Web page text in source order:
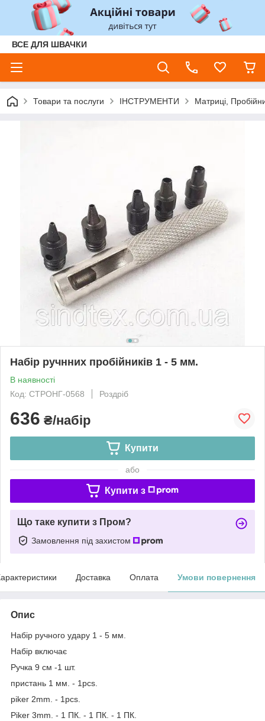
ВСЕ ДЛЯ ШВАЧКИ
Товари та послуги ІНСТРУМЕНТИ Матриці,
Набір ручнних пробійників 1 - 5 мм.
В наявності
Код: СТРОНГ-0568
Роздріб
636 ₴/набір
Купити
або
Купити з
Що таке купити з Пром?
Замовлення під захистом
Доставка Оплата Умови повернення
Опис
Набір ручного удару 1 - 5 мм.
Набір включає
Ручка 9 см -1 шт.
пристань 1 мм. - 1pcs.
piker 2mm. - 1pcs.
Piker 3mm. - 1 ПК. - 1 ПК. - 1 ПК.